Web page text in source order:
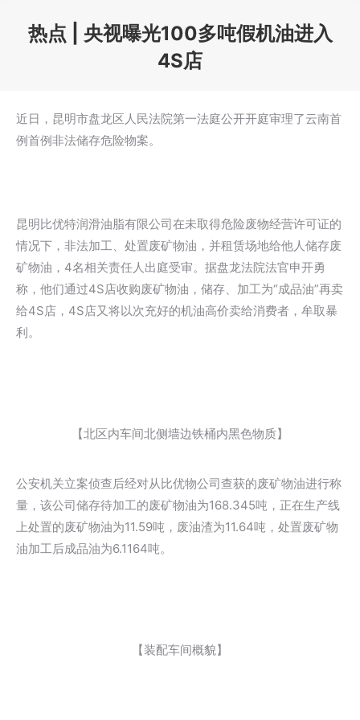
热点 | 央视曝光100多吨假机油进入
4S店
近日，昆明市盘龙区人民法院第一法庭公开开庭审理了云南首
例首例非法储存危险物案。
昆明比优特润滑油脂有限公司在未取得危险废物经营许可证的
情况下，非法加工、处置废矿物油，并租赁场地给他人储存废
矿物油，4名相关责任人出庭受审。据盘龙法院法官申开勇
称，他们通过4S店收购废矿物油，储存、加工为“成品油”再卖
给4S店，4S店又将以次充好的机油高价卖给消费者，牟取暴
利。
【北区内车间北侧墙边铁桶内黑色物质】
公安机关立案侦查后经对从比优物公司查获的废矿物油进行称
量，该公司储存待加工的废矿物油为168.345吨，正在生产线
上处置的废矿物油为11.59吨，废油渣为11.64吨，处置废矿物
油加工后成品油为6.1164吨。
【装配车间概貌】